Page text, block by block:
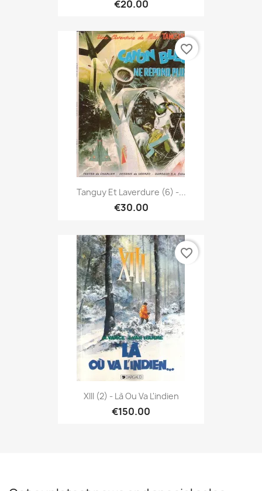
€20.00
Tanguy Et Laverdure (6) -...
€30.00
favorite_border
XIII (2) - Là Ou Va L'indien
€150.00
favorite_border